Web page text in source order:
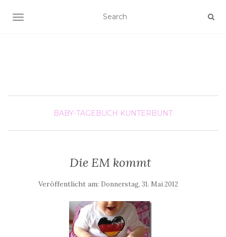
SCHALTE NAVIGATION
BABY-TAGEBUCH KUNTERBUNT
Die EM kommt
Veröffentlicht am: Donnerstag, 31. Mai 2012